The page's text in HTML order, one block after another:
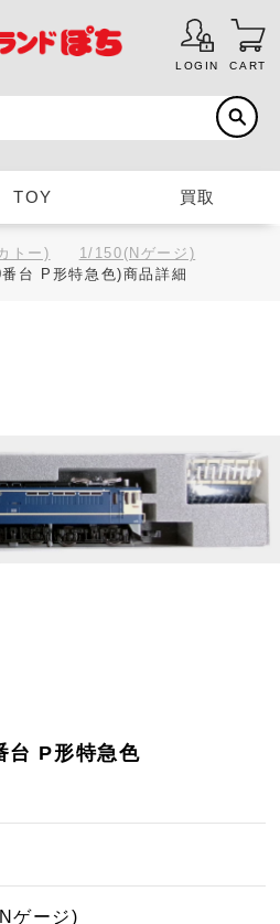
LOGIN CART
TOY 買取
トー)
1/150(Nゲージ)
台 P形特急色)商品詳細
台 P形特急色
ゲージ)